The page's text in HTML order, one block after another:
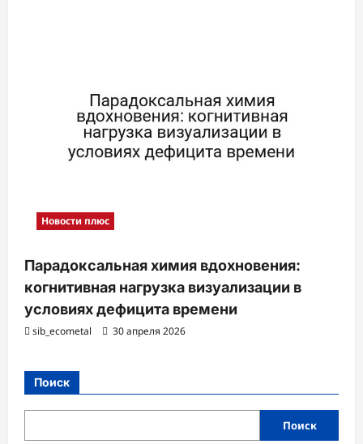
Новости плюс
Парадоксальная химия вдохновения:
когнитивная нагрузка визуализации в
условиях дефицита времени
sib_ecometal 30 апреля 2026
Поиск
Поиск